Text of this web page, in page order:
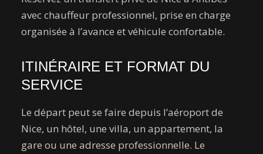
avec chauffeur professionnel, prise en charge
organisée à l’avance et véhicule confortable.
ITINÉRAIRE ET FORMAT DU
SERVICE
Le départ peut se faire depuis l’aéroport de
Nice, un hôtel, une villa, un appartement, la
gare ou une adresse professionnelle. Le